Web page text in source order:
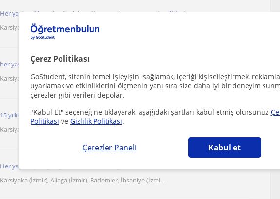
Çerez Politikası
GoStudent, sitenin temel işleyişini sağlamak, içeriği kişiselleştirmek,
uyarlamak ve etkinliklerini ölçmenin yanı sıra size daha iyi bir deneyim
çerezler gibi verileri depolar.
"Kabul Et" seçeneğine tıklayarak, aşağıdaki şartları kabul etmiş olursunuz
Politikası ve Gizlilik Politikası.
Çerezler Paneli Kabul et
Her yaştan öğrenciye özel ders. Keman, piyano, şan, nota eğitimi
Karsiyaka (İzmir)
her yaştan öğrenciye piyano, viyolonsel ve işitme dersi verilir
Karsiyaka İzmir, Çigli (İzmir), Bornova, Konak (İzmir), Kar...
15 yıllık piyanistten istediğin tarza özel ders almak ister misin?
Karsiyaka İzmir
Her yaştan çocuğa eğitim veren keman eğitmeni
Karsiyaka (İzmir), Aliaga (İzmir), Bademler, İhsaniye (İzmi...